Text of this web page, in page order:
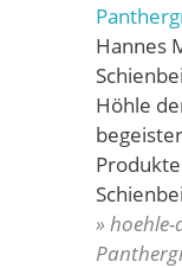
Hannes
Höhle
»